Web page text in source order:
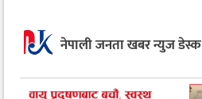
नेपाली जनता खबर न्युज डेस्क